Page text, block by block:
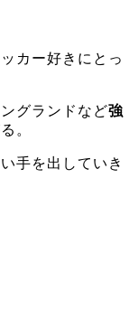
カー好きにとっ
グランドなど強
。
手を出していき